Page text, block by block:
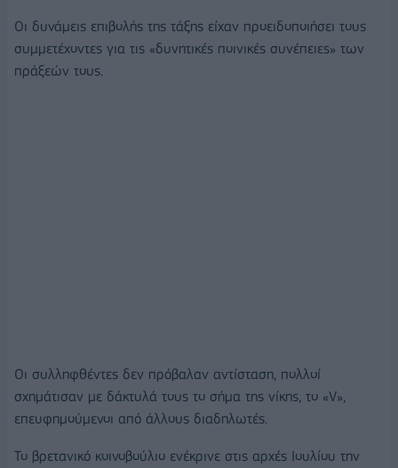
Οι δυνάμεις επιβολής της τάξης είχαν προειδοποιήσει τους
συμμετέχοντες για τις «δυνητικές ποινικές συνέπειες» των
πράξεών τους.
Οι συλληφθέντες δεν πρόβαλαν αντίσταση, πολλοί
σχημάτισαν με δάκτυλά τους το σήμα της νίκης, το «V»,
επευφημούμενοι από άλλους διαδηλωτές.
Το βρετανικό κοινοβούλιο ενέκρινε στις αρχές Ιουλίου την